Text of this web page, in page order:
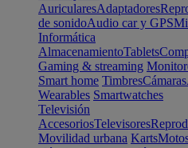
AuricularesAdaptadores
de sonidoAudio car y GPS
Informática
AlmacenamientoTablets
Gaming & streaming
Smart home TimbresCámaras
Wearables Smartwatches
Televisión
AccesoriosTelevisores
Movilidad urbana Karts